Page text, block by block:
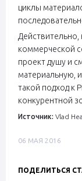
циклы
Действительно,
коммерческой
проект душу и
материальную,
такой подход к
конкурентной
Источник:Vlad
06 МАЯ 2016
ПОДЕЛИТЬСЯ